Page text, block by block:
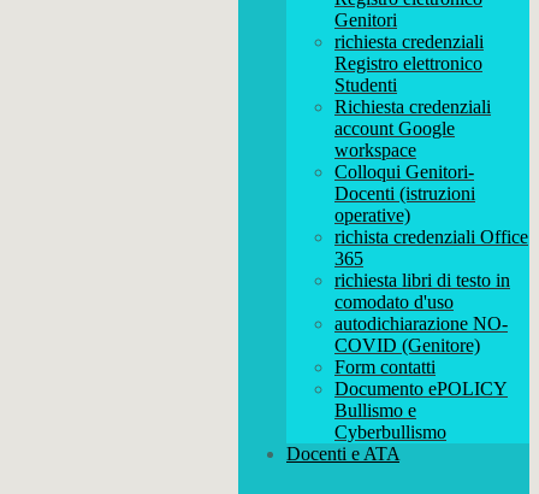
Genitori
richiesta credenziali
Registro elettronico
Studenti
Richiesta credenziali
account Google
workspace
Colloqui Genitori-
Docenti (istruzioni
operative)
richista credenziali Office
365
richiesta libri di testo in
comodato d'uso
autodichiarazione NO-
COVID (Genitore)
Form contatti
Documento ePOLICY
Bullismo e
Cyberbullismo
Docenti e ATA